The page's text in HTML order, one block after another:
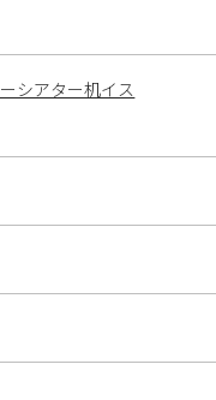
シアター机イス